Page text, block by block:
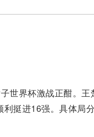
世界杯激战正酣。
挺进16强。具体局